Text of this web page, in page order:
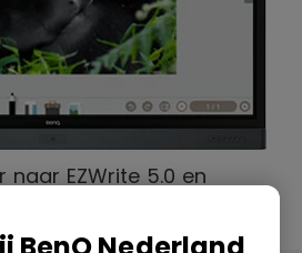
naar EZWrite 5.0 en